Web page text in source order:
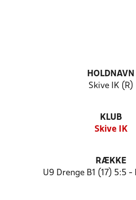
HOLDNAVN
Skive IK (R)
KLUB
Skive IK
RÆKKE
U9 Drenge B1 (17) 5:5